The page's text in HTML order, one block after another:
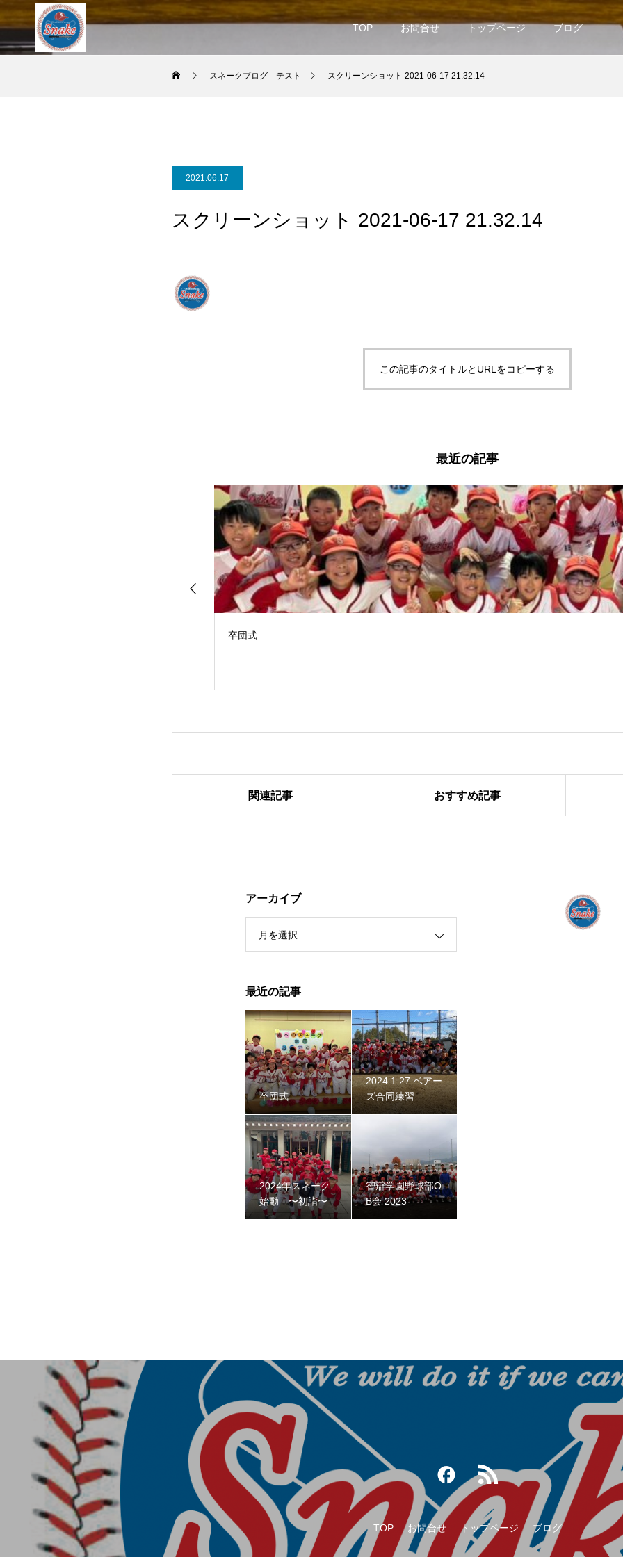
TOP お問合せ トップページ ブログ
スネークブログ テスト スクリーンショット 2021-06-17 21.32.14
2021.06.17
スクリーンショット 2021-06-17 21.32.14
この記事のタイトルとURLをコピーする
最近の記事
卒団式
2024年スネーク始動 〜初詣〜
第３回阿倍野スネークOB野球大会
関連記事 おすすめ記事
アーカイブ
月を選択
最近の記事
卒団式
2024.1.27 ベアー
ズ合同練習
2024年スネーク
始動 〜初詣〜
智辯学園野球部O
B会 2023
TOP お問合せ トップページ ブログ